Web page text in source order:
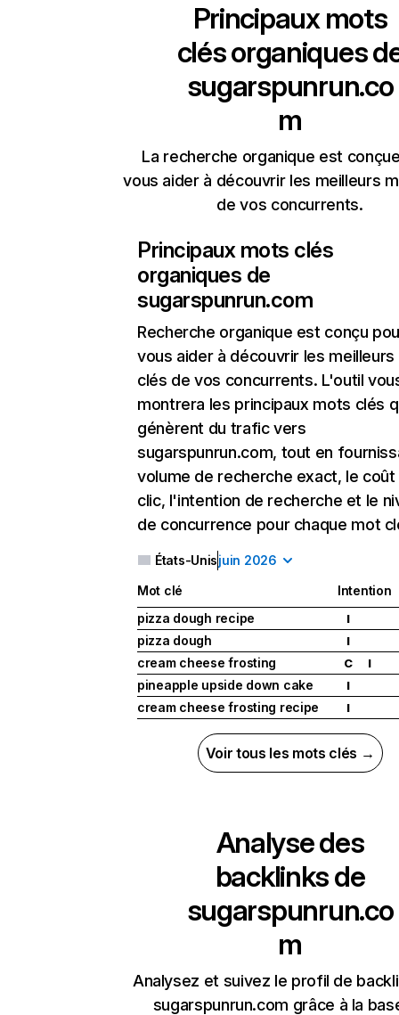
Principaux mots
clés organiques
sugarspunrun.co
m
La recherche organique est
vous aider à découvrir les meilleurs
de vos concurrents.
Principaux mots clés
organiques de
sugarspunrun.com
Recherche organique est conçu
vous aider à découvrir les
clés de vos concurrents. L'outil
montrera les principaux mots clés
génèrent du trafic vers
sugarspunrun.com, tout en
volume de recherche exact, le coût
clic, l'intention de recherche et le
de concurrence pour chaque mot
États-Unisjuin 2026
Mot clé
Intention
pizza dough recipe
I
pizza dough I
cream cheese frosting C I
pineapple upside down cake I
cream cheese frosting recipe I
Voir tous les mots clés →
Analyse des
backlinks de
sugarspunrun.co
m
Analysez et suivez le profil de
sugarspunrun.com grâce à la